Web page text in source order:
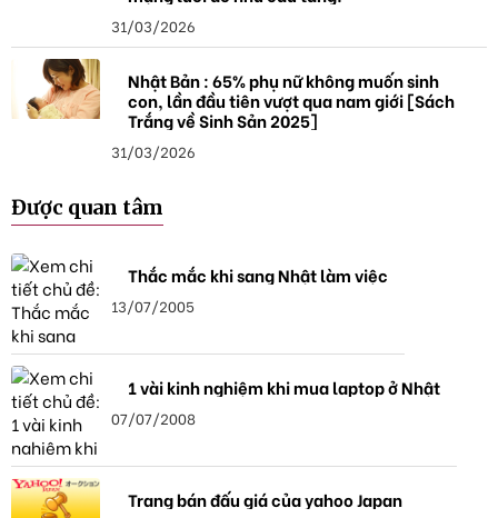
31/03/2026
Nhật Bản : 65% phụ nữ không muốn sinh
con, lần đầu tiên vượt qua nam giới [Sách
Trắng về Sinh Sản 2025]
31/03/2026
Được quan tâm
Thắc mắc khi sang Nhật làm việc
13/07/2005
1 vài kinh nghiệm khi mua laptop ở Nhật
07/07/2008
Trang bán đấu giá của yahoo Japan